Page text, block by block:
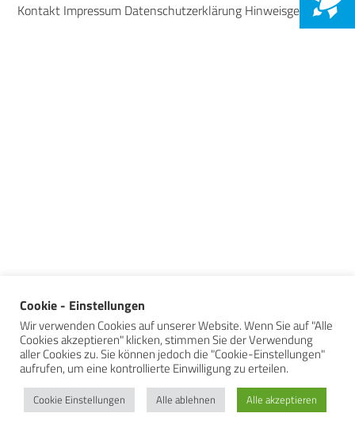
Kontakt Impressum Datenschutzerklärung Hinweisgeber
Cookie - Einstellungen
Wir verwenden Cookies auf unserer Website. Wenn Sie auf "Alle
Cookies akzeptieren" klicken, stimmen Sie der Verwendung
aller Cookies zu. Sie können jedoch die "Cookie-Einstellungen"
aufrufen, um eine kontrollierte Einwilligung zu erteilen.
Cookie Einstellungen Alle ablehnen Alle akzeptieren